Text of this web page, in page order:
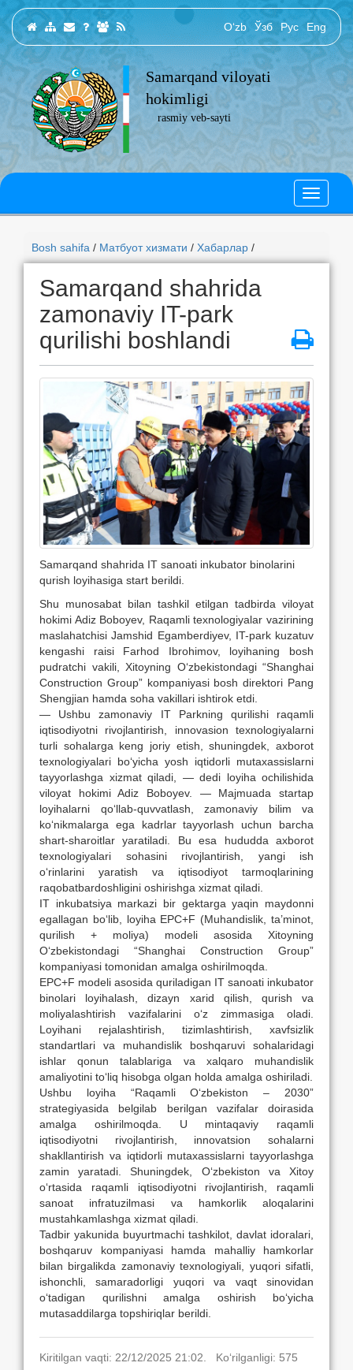
O‘zb Ўзб Рус Eng
Samarqand viloyati
hokimligi
rasmiy veb-sayti
Bosh sahifa / Матбуот хизмати / Хабарлар /
Samarqand shahrida
zamonaviy IT-park
qurilishi boshlandi
Samarqand shahrida IT sanoati inkubator binolarini
qurish loyihasiga start berildi.
Shu munosabat bilan tashkil etilgan tadbirda viloyat
hokimi Adiz Boboyev, Raqamli texnologiyalar vazirining
maslahatchisi Jamshid Egamberdiyev, IT-park kuzatuv
kengashi raisi Farhod Ibrohimov, loyihaning bosh
pudratchi vakili, Xitoyning O‘zbekistondagi “Shanghai
Construction Group” kompaniyasi bosh direktori Pang
Shengjian hamda soha vakillari ishtirok etdi.
— Ushbu zamonaviy IT Parkning qurilishi raqamli
iqtisodiyotni rivojlantirish, innovasion texnologiyalarni
turli sohalarga keng joriy etish, shuningdek, axborot
texnologiyalari bo‘yicha yosh iqtidorli mutaxassislarni
tayyorlashga xizmat qiladi, — dedi loyiha ochilishida
viloyat hokimi Adiz Boboyev. — Majmuada startap
loyihalarni qo‘llab-quvvatlash, zamonaviy bilim va
ko‘nikmalarga ega kadrlar tayyorlash uchun barcha
shart-sharoitlar yaratiladi. Bu esa hududda axborot
texnologiyalari sohasini rivojlantirish, yangi ish
o‘rinlarini yaratish va iqtisodiyot tarmoqlarining
raqobatbardoshligini oshirishga xizmat qiladi.
IT inkubatsiya markazi bir gektarga yaqin maydonni
egallagan bo‘lib, loyiha EPC+F (Muhandislik, ta’minot,
qurilish + moliya) modeli asosida Xitoyning
O‘zbekistondagi “Shanghai Construction Group”
kompaniyasi tomonidan amalga oshirilmoqda.
EPC+F modeli asosida quriladigan IT sanoati inkubator
binolari loyihalash, dizayn xarid qilish, qurish va
moliyalashtirish vazifalarini o‘z zimmasiga oladi.
Loyihani rejalashtirish, tizimlashtirish, xavfsizlik
standartlari va muhandislik boshqaruvi sohalaridagi
ishlar qonun talablariga va xalqaro muhandislik
amaliyotini to‘liq hisobga olgan holda amalga oshiriladi.
Ushbu loyiha “Raqamli O‘zbekiston – 2030”
strategiyasida belgilab berilgan vazifalar doirasida
amalga oshirilmoqda. U mintaqaviy raqamli
iqtisodiyotni rivojlantirish, innovatsion sohalarni
shakllantirish va iqtidorli mutaxassislarni tayyorlashga
zamin yaratadi. Shuningdek, O‘zbekiston va Xitoy
o‘rtasida raqamli iqtisodiyotni rivojlantirish, raqamli
sanoat infratuzilmasi va hamkorlik aloqalarini
mustahkamlashga xizmat qiladi.
Tadbir yakunida buyurtmachi tashkilot, davlat idoralari,
boshqaruv kompaniyasi hamda mahalliy hamkorlar
bilan birgalikda zamonaviy texnologiyali, yuqori sifatli,
ishonchli, samaradorligi yuqori va vaqt sinovidan
o‘tadigan qurilishni amalga oshirish bo‘yicha
mutasaddilarga topshiriqlar berildi.
Kiritilgan vaqti: 22/12/2025 21:02. Ko‘rilganligi: 575